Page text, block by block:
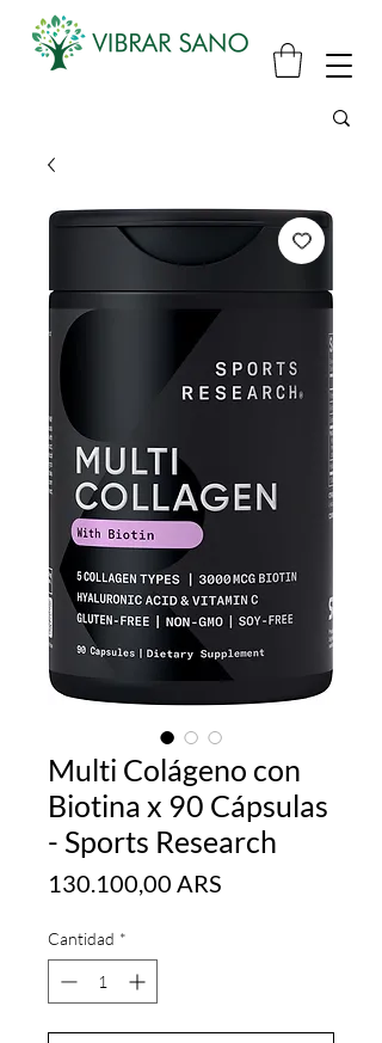
Multi Colágeno con
Biotina x 90 Cápsulas
- Sports Research
130.100,00 ARS
Cantidad *